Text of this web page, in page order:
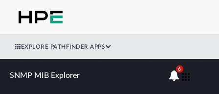
EXPLORE PATHFINDER APPS
SNMP MIB Explorer
6